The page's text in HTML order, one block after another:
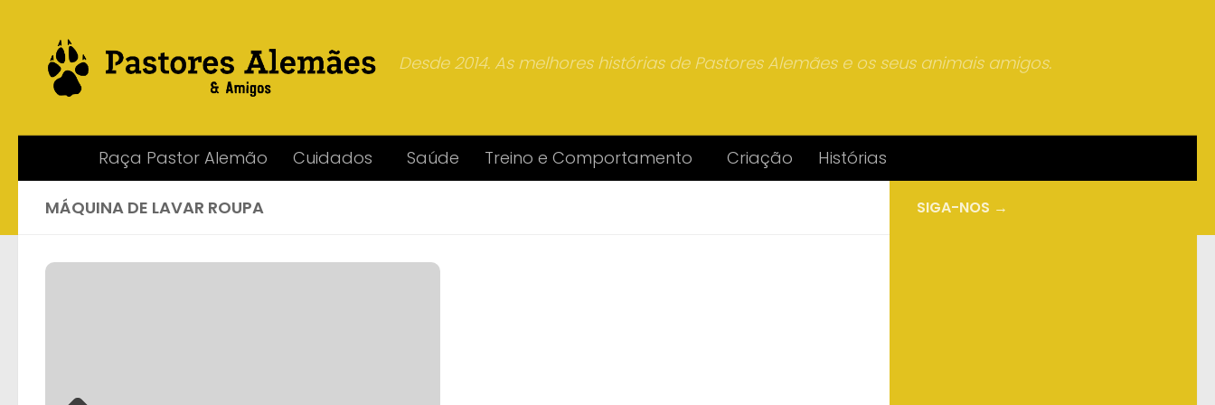
Desde 2014. As melhores histórias de Pastores Alemães e os seus animais amigos.
Raça Pastor Alemão Cuidados Saúde Treino e Comportamento Criação Histórias
MÁQUINA DE LAVAR ROUPA SIGA-NOS →